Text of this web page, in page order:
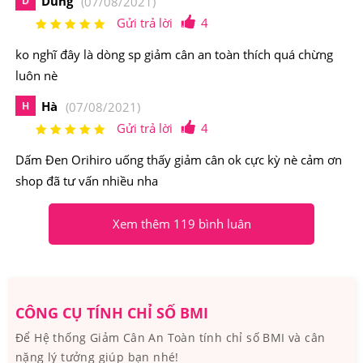
Xuất xứ: Nhật Bản
Nhà sản xuất: Orihiro
Thành phần chủ yếu của Viên Giảm Cân An Toàn Dấm
Đen Orihiro
Dấm Đen dạng viên Nhật Bản chiết xuất từ gạo lức đỏ
lên men, ủ theo phương pháp cổ truyền kết hợp với vỏ
trấu và cám đại mạch, quả mơ tươi, tinh chất lá tía tô,
tinh chất dầu vừng…Ngoài ra, còn có các thành phần:
Gửi trả lời
4
ko nghĩ đây là dòng sp giảm cân an toàn thích quá chừng
luôn nè
H Hà (07/08/2021)
Gửi trả lời
4
Dấm Đen Orihiro uống thấy giảm cân ok cực kỳ nè cảm ơn
shop đã tư vấn nhiều nha
Xem thêm 119 bình luân
CÔNG CỤ TÍNH CHỈ SỐ BMI
Để Hệ thống Giảm Cân An Toàn tính chỉ số BMI và cân
nặng lý tưởng giúp bạn nhé!